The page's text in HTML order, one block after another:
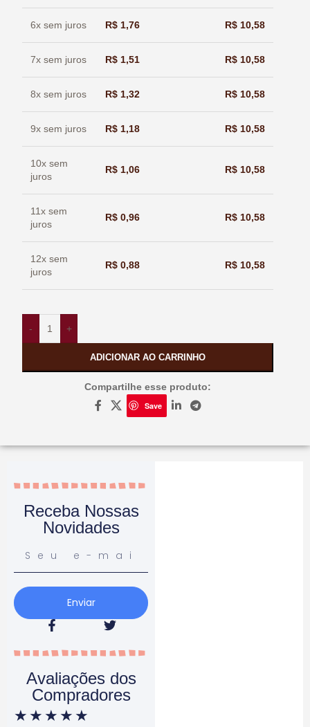
6x sem juros R$ 1,76 R$ 10,58
7x sem juros R$ 1,51 R$ 10,58
8x sem juros R$ 1,32 R$ 10,58
9x sem juros R$ 1,18 R$ 10,58
10x sem
juros
R$ 1,06 R$ 10,58
11x sem
juros
R$ 0,96 R$ 10,58
12x sem
juros
R$ 0,88 R$ 10,58
- +
ADICIONAR AO CARRINHO
Compartilhe esse produto:
Save
Receba Nossas
Novidades
Enviar
Avaliações dos
Compradores
★ ★ ★ ★ ★